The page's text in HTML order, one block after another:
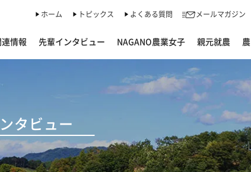
ホーム トピックス よくある質問 メールマガジン
情報 先輩インタビュー NAGANO農業女子 親元就農
タビュー